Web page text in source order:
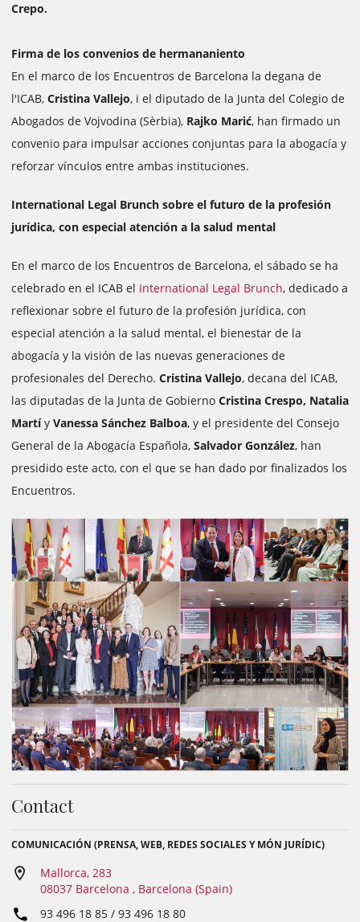
Crepo.
Firma de los convenios de hermananiento
En el marco de los Encuentros de Barcelona la degana de
l'ICAB, Cristina Vallejo, i el diputado de la Junta del Colegio de
Abogados de Vojvodina (Sèrbia), Rajko Marić, han firmado un
convenio para impulsar acciones conjuntas para la abogacía y
reforzar vínculos entre ambas instituciones.
International Legal Brunch sobre el futuro de la profesión
jurídica, con especial atención a la salud mental
En el marco de los Encuentros de Barcelona, el sábado se ha
celebrado en el ICAB el International Legal Brunch, dedicado a
reflexionar sobre el futuro de la profesión jurídica, con
especial atención a la salud mental, el bienestar de la
abogacía y la visión de las nuevas generaciones de
profesionales del Derecho. Cristina Vallejo, decana del ICAB,
las diputadas de la Junta de Gobierno Cristina Crespo, Natalia
Martíy Vanessa Sánchez Balboa, y el presidente del Consejo
General de la Abogacía Española, Salvador González, han
presidido este acto, con el que se han dado por finalizados los
Encuentros.
Contact
COMUNICACIÓN (PRENSA, WEB, REDES SOCIALES Y MÓN JURÍDIC)
Mallorca, 283
08037 Barcelona , Barcelona (Spain)
93 496 18 85 / 93 496 18 80